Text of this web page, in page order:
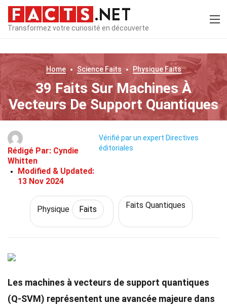
Transformez votre curiosité en découverte
Home ScienceFaits PhysiqueFaits
39 Faits Sur Machines À
Vecteurs De Support Quantiques
Rédigé Par: Cyndie
Whitten
Modified & Updated:
13 Nov 2024
Vérifié par un expert Directives
éditoriales
Physique Faits Faits Quantiques
Les machines à vecteurs de support quantiques
(Q-SVM) représentent une avancée majeure dans